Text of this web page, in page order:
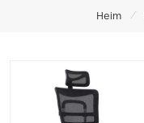
Heim /